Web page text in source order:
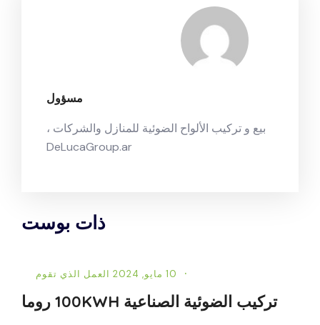
مسؤول
بيع و تركيب الألواح الضوئية للمنازل والشركات ،
DeLucaGroup.ar
ذات بوست
10 مايو, 2024 العمل الذي تقوم
تركيب الضوئية الصناعية 100KWH روما